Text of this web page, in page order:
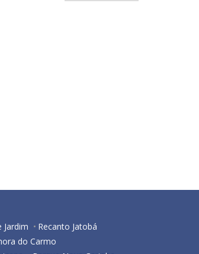
Jardim
Recanto Jatobá
do Carmo